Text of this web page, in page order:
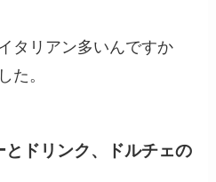
タリアン多いんですか
た。
ドリンク、ドルチェの